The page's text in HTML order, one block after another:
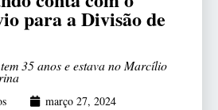
para a Divisão de
35 anos e estava no Marcílio
março 27, 2024